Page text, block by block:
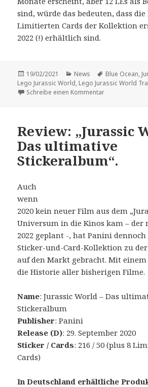
sind, würde das bedeuten, dass
Limitierten Cards der Kollektion
2022 (!) erhältlich sind.
Veröffentlicht
am
19/02/2021 Kategorien
News Schlagwörter
Blue Ocean,
Lego Jurassic World, Lego Jurassic World
Schreibe einen Kommentarzu Das „Lego
Review: „Jurassic
Das ultimative
Stickeralbum“.
Auch
wenn
2020 kein neuer Film aus dem
Universum in die Kinos kam – der
2022 geplant -, hat Panini dennoch
Sticker-und-Card-Kollektion zu
auf den Markt gebracht. Mit
die Historie aller bisherigen Filme.
Name: Jurassic World – Das
Stickeralbum
Publisher: Panini
Release (D): 29. September 2020
Sticker / Cards: 216 / 50 (plus 8
Cards)
In Deutschland erhältliche